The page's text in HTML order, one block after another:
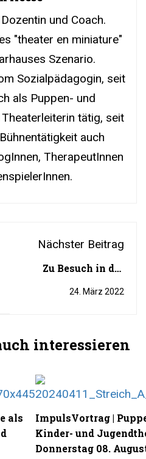
und Coach.
"theater en miniature"
Szenario.
Sozialpädagogin, seit
als Puppen- und
tätig, seit
auch
TherapeutInnen
Nächster Beitrag
Zu Besuch in der
Ein witziger
und Puppenmuseum
24. März 2022
interessieren
als
ImpulsVortrag |
Kinder- und
Donnerstag 08.